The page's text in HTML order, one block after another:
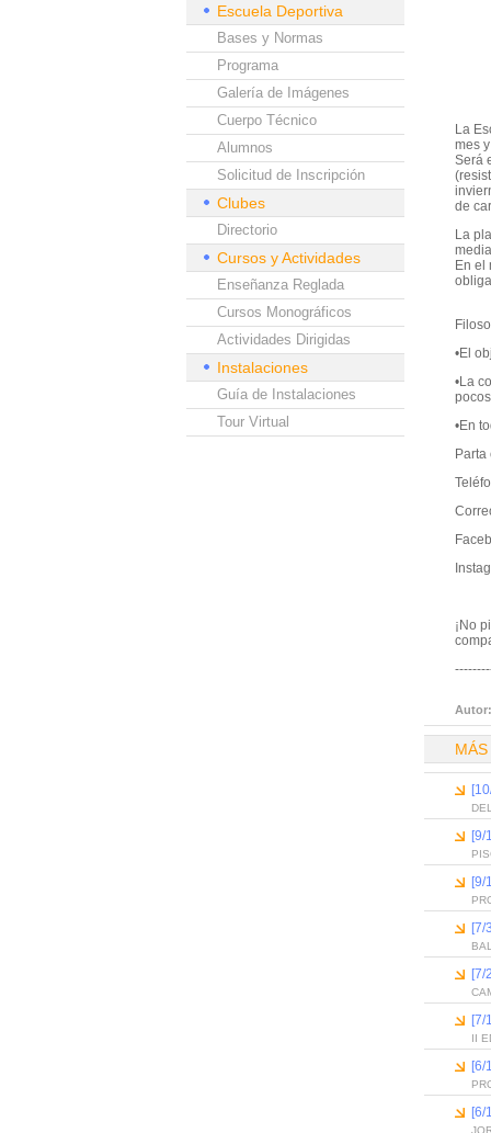
Escuela Deportiva
Bases y Normas
Programa
Galería de Imágenes
Cuerpo Técnico
Alumnos
Solicitud de Inscripción
Clubes
Directorio
Cursos y Actividades
Enseñanza Reglada
Cursos Monográficos
Actividades Dirigidas
Instalaciones
Guía de Instalaciones
Tour Virtual
La
mes
Será
de
La
En el
•El
•La
•En
¡No
Autor:
[9/
[9/
[7/
[7/
[7/
II
[6/
[6/